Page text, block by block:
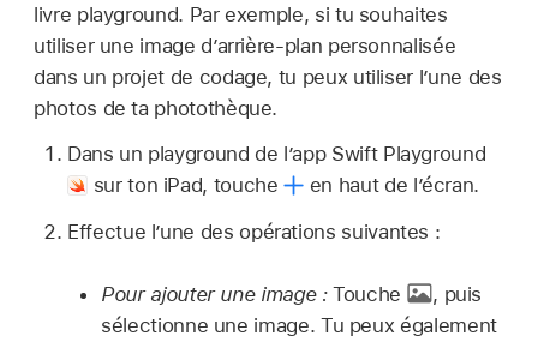
livre playground. Par exemple, si tu souhaites
utiliser une image d’arrière-plan personnalisée
dans un projet de codage, tu peux utiliser l’une des
photos de ta photothèque.
Dans un playground de l’app Swift Playground
sur ton iPad, touche
en haut de lʼécran.
Effectue l’une des opérations suivantes :
Pour ajouter une image :Touche , puis
sélectionne une image. Tu peux également